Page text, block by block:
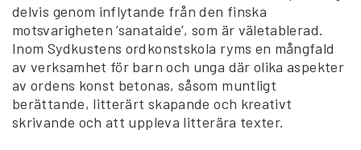
delvis genom inflytande från den finska
motsvarigheten ’sanataide’, som är väletablerad.
Inom Sydkustens ordkonstskola ryms en mångfald
av verksamhet för barn och unga där olika aspekter
av ordens konst betonas, såsom muntligt
berättande, litterärt skapande och kreativt
skrivande och att uppleva litterära texter.